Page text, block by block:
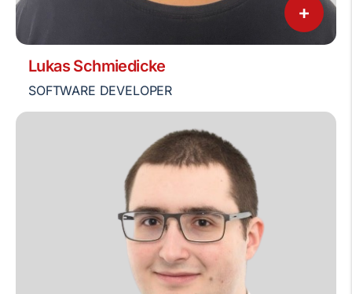
+
Lukas Schmiedicke
SOFTWARE DEVELOPER